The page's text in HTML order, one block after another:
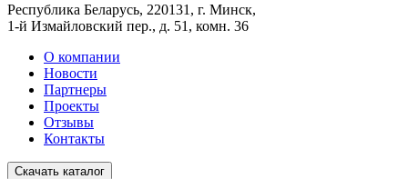
Республика Беларусь, 220131, г. Минск,
1-й Измайловский пер., д. 51, комн. 36
О компании
Новости
Партнеры
Проекты
Отзывы
Контакты
Скачать каталог